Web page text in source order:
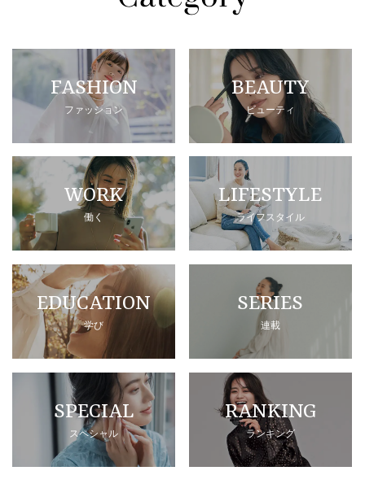
FASHION
ファッション
BEAUTY
ビューティ
WORK
働く
LIFESTYLE
ライフスタイル
EDUCATION
学び
SERIES
連載
SPECIAL
スペシャル
RANKING
ランキング